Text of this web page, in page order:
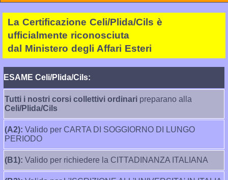
La Certificazione Celi/Plida/Cils è
ufficialmente riconosciuta
dal Ministero degli Affari Esteri
ESAME Celi/Plida/Cils:
Tutti i nostri corsi collettivi ordinari preparano alla
Celi/Plida/Cils
(A2): Valido per CARTA DI SOGGIORNO DI LUNGO
PERIODO
(B1): Valido per richiedere la CITTADINANZA ITALIANA